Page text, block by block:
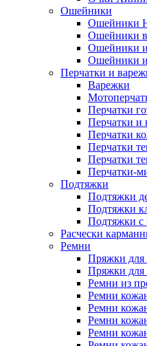
Ошейники
Ошейники
Ошейники в
Ошейники
Ошейники
Перчатки и
Варежки
Перчатки
Перчатки и
Перчатки
Перчатки
Перчатки
Перчатки-
Подтяжки
Подтяжки
Подтяжки
Подтяжки с
Расчески
Ремни
Пряжки для
Пряжки для
Ремни из
Ремни
Ремни
Ремни
Ремни